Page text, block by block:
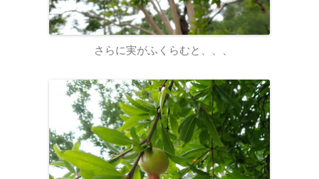
さらに実がふくらむと、、、